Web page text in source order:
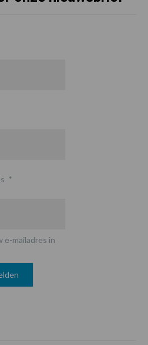
*
e-mailadres in